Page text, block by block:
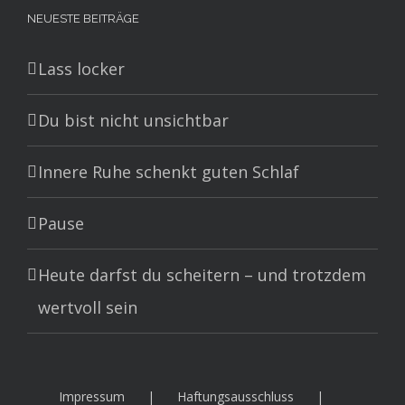
NEUESTE BEITRÄGE
Lass locker
Du bist nicht unsichtbar
Innere Ruhe schenkt guten Schlaf
Pause
Heute darfst du scheitern – und trotzdem
wertvoll sein
Impressum Haftungsausschluss